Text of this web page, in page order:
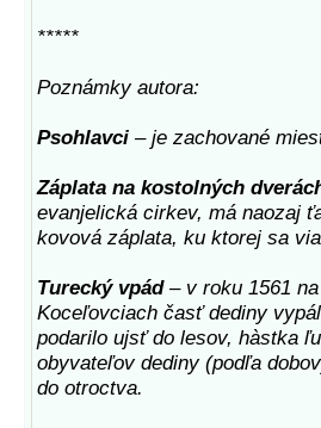
*****
Poznámky autora:
Psohlavci – je zachované
Záplata na kostolných
evanjelická cirkev, má naozaj
kovová záplata, ku ktorej sa
Turecký vpád– v roku 1561
Koceľovciach časť dediny
podarilo ujsť do lesov, hàstka
obyvateľov dediny (podľa
do otroctva.